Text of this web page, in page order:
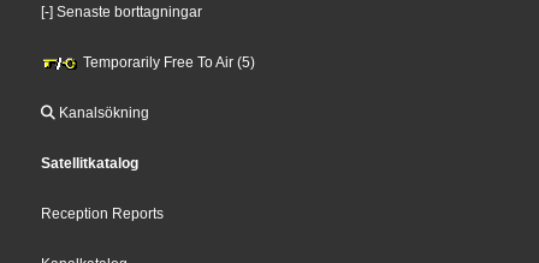
[-] Senaste borttagningar
Temporarily Free To Air (5)
Kanalsökning
Satellitkatalog
Reception Reports